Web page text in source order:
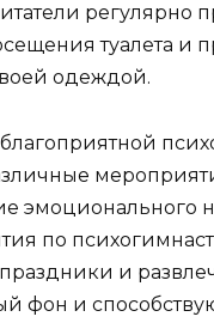
регулярно
туалета и
одеждой.
по
и
фон и